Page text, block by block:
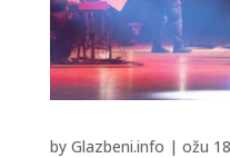
by Glazbeni.info | ožu